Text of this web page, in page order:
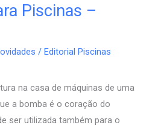
Piscinas –
/Editorial Piscinas
na casa de máquinas de uma
a bomba é o coração do
ser utilizada também para o